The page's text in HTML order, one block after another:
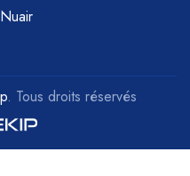
Nuair
. Tous droits réservés